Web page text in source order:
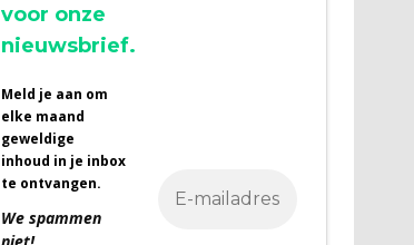
voor onze
nieuwsbrief.
Meld je aan om
elke maand
geweldige
inhoud in je inbox
te ontvangen.
We spammen
niet!